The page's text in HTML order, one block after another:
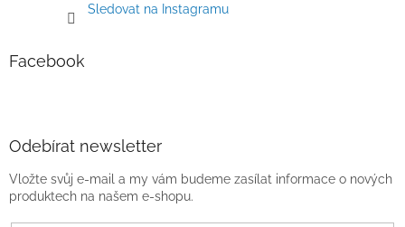
Sledovat na Instagramu
Facebook
Odebírat newsletter
Vložte svůj e-mail a my vám budeme zasílat informace o nových
produktech na našem e-shopu.